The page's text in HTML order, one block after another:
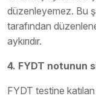
düzenleyemez. Bu
tarafından
aykırıdır.
4. FYDT notunun
FYDT testine